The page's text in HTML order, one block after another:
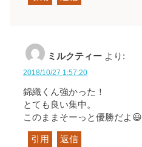
ミルクティー より:
2018/10/27 1:57:20
錦織くん強かった！
とても良い集中。
このままそーっと優勝だよ😃
引用 返信